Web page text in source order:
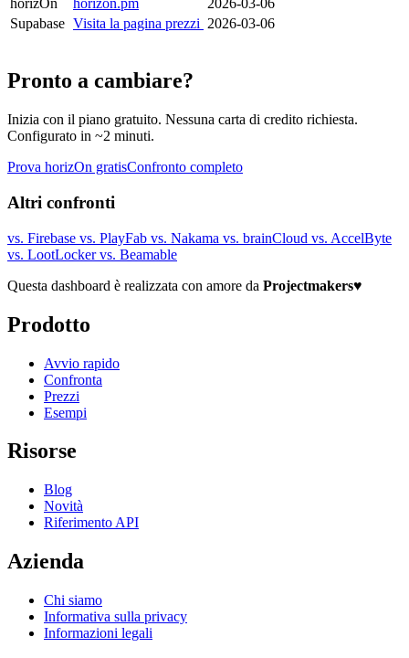
Supabase Visita la pagina prezzi 2026-03-06
Pronto a cambiare?
Inizia con il piano gratuito. Nessuna carta di credito richiesta.
Configurato in ~2 minuti.
Prova horizOn gratisConfronto completo
Altri confronti
vs. Firebase vs. PlayFab vs. Nakama vs. brainCloud vs. AccelByte
vs. LootLockervs. Beamable
Questa dashboard è realizzata con amore da Projectmakers♥
Prodotto
Avvio rapido
Confronta
Prezzi
Esempi
Risorse
Blog
Novità
Riferimento API
Azienda
Chi siamo
Informativa sulla privacy
Informazioni legali